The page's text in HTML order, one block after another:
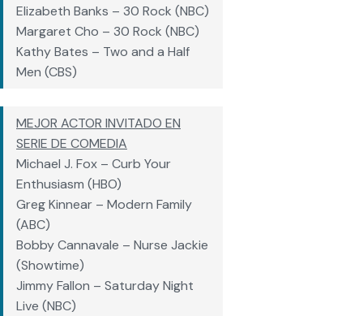
Elizabeth Banks – 30 Rock (NBC)
Margaret Cho – 30 Rock (NBC)
Kathy Bates – Two and a Half
Men (CBS)
MEJOR ACTOR INVITADO EN
SERIE DE COMEDIA
Michael J. Fox – Curb Your
Enthusiasm (HBO)
Greg Kinnear – Modern Family
(ABC)
Bobby Cannavale – Nurse Jackie
(Showtime)
Jimmy Fallon – Saturday Night
Live (NBC)